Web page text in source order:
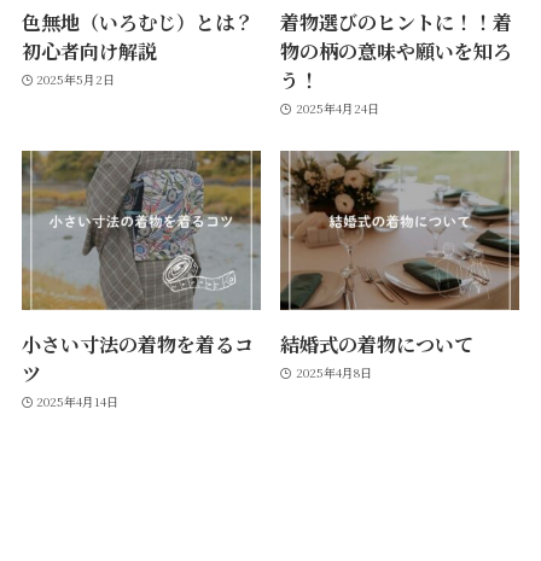
色無地（いろむじ）とは？
初心者向け解説
2025年5月2日
着物選びのヒントに！！着
物の柄の意味や願いを知ろ
う！
2025年4月24日
小さい寸法の着物を着るコ
ツ
2025年4月14日
結婚式の着物について
2025年4月8日